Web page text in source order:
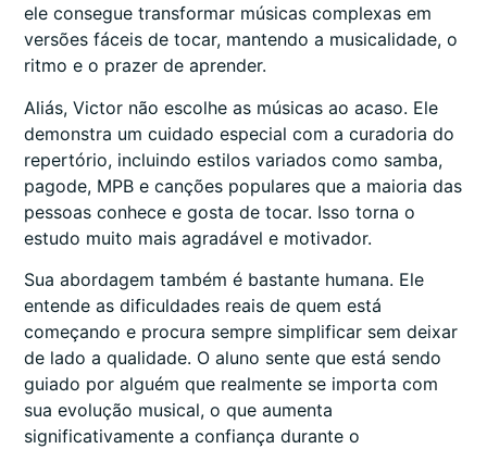
ele consegue transformar músicas complexas em
versões fáceis de tocar, mantendo a musicalidade, o
ritmo e o prazer de aprender.
Aliás, Victor não escolhe as músicas ao acaso. Ele
demonstra um cuidado especial com a curadoria do
repertório, incluindo estilos variados como samba,
pagode, MPB e canções populares que a maioria das
pessoas conhece e gosta de tocar. Isso torna o
estudo muito mais agradável e motivador.
Sua abordagem também é bastante humana. Ele
entende as dificuldades reais de quem está
começando e procura sempre simplificar sem deixar
de lado a qualidade. O aluno sente que está sendo
guiado por alguém que realmente se importa com
sua evolução musical, o que aumenta
significativamente a confiança durante o